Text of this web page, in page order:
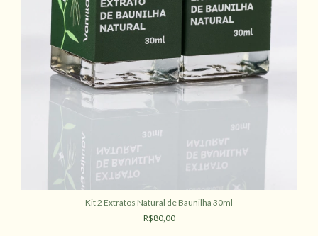
Kit 2 Extratos Natural de Baunilha 30ml
R$80,00